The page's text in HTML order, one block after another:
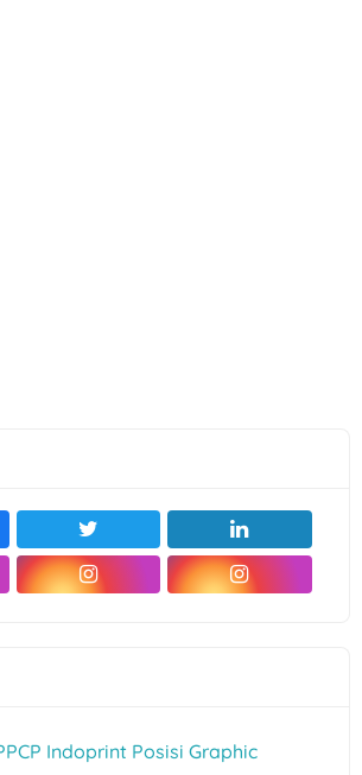
Indoprint Posisi Graphic